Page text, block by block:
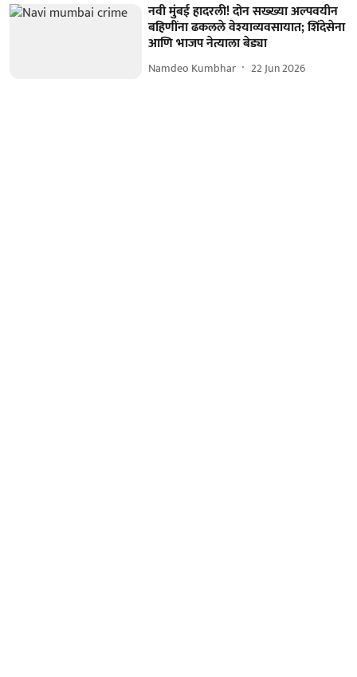
नवी मुंबई हादरली! दोन सख्ख्या अल्पवयीन
बहिणींना ढकलले वेश्याव्यवसायात; शिंदेसेना
आणि भाजप नेत्याला बेड्या
Namdeo Kumbhar 22 Jun 2026